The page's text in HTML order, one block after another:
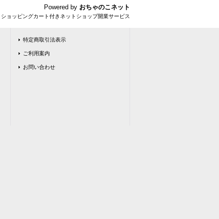
Powered by おちゃのこネット
ョッピングカート付きネットショップ開業サービス
特定商取引法表示
ご利用案内
お問い合わせ